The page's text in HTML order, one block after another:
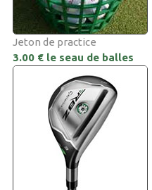
Jeton de practice
3.00 € le seau de balles